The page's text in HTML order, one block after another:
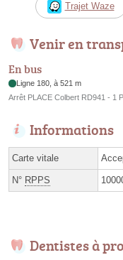
Trajet Waze
Venir en
En bus
Ligne 180, à 521 m
Arrêt PLACE Colbert RD941 - 1
Informations
Carte vitale
N° RPPS
Dentistes à